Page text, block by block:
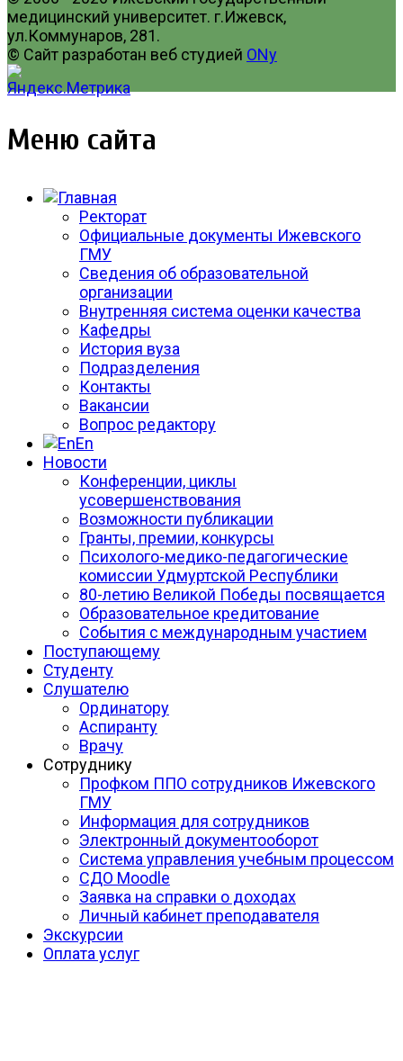
медицинский университет. г.Ижевск,
ул.Коммунаров, 281.
© Сайт разработан веб студией ONy
Меню сайта
Ректорат
Официальные документы Ижевского
ГМУ
Сведения об образовательной
организации
Внутренняя система оценки качества
Кафедры
История вуза
Подразделения
Контакты
Вакансии
Вопрос редактору
En
Новости
Конференции, циклы
усовершенствования
Возможности публикации
Гранты, премии, конкурсы
Психолого-медико-педагогические
комиссии Удмуртской Республики
80-летию Великой Победы посвящается
Образовательное кредитование
События с международным участием
Поступающему
Студенту
Слушателю
Ординатору
Аспиранту
Врачу
Сотруднику
Профком ППО сотрудников Ижевского
ГМУ
Информация для сотрудников
Электронный документооборот
Система управления учебным процессом
СДО Moodle
Заявка на справки о доходах
Личный кабинет преподавателя
Экскурсии
Оплата услуг